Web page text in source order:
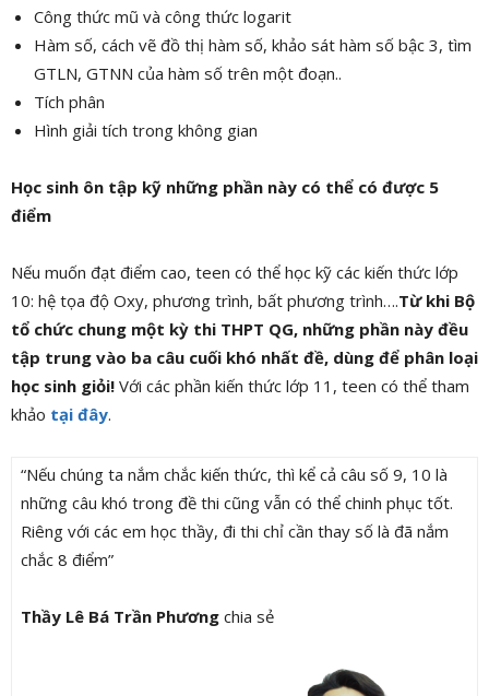
Công thức mũ và công thức logarit
Hàm số, cách vẽ đồ thị hàm số, khảo sát hàm số bậc 3, tìm
GTLN, GTNN của hàm số trên một đoạn..
Tích phân
Hình giải tích trong không gian
Học sinh ôn tập kỹ những phần này có thể có được 5
điểm
Nếu muốn đạt điểm cao, teen có thể học kỹ các kiến thức lớp
10: hệ tọa độ Oxy, phương trình, bất phương trình….Từ khi Bộ
tổ chức chung một kỳ thi THPT QG, những phần này đều
tập trung vào ba câu cuối khó nhất đề, dùng để phân loại
học sinh giỏi! Với các phần kiến thức lớp 11, teen có thể tham
khảo tại đây.
“Nếu chúng ta nắm chắc kiến thức, thì kể cả câu số 9, 10 là
những câu khó trong đề thi cũng vẫn có thể chinh phục tốt.
Riêng với các em học thầy, đi thi chỉ cần thay số là đã nắm
chắc 8 điểm”
Thầy Lê Bá Trần Phương chia sẻ